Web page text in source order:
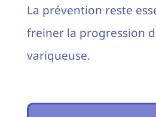
La prévention reste
freiner la progression
variqueuse.